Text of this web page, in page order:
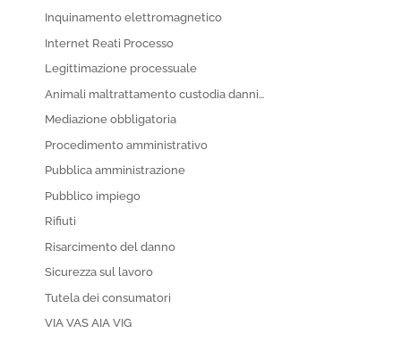
Inquinamento elettromagnetico
Internet Reati Processo
Legittimazione processuale
Animali maltrattamento custodia danni…
Mediazione obbligatoria
Procedimento amministrativo
Pubblica amministrazione
Pubblico impiego
Rifiuti
Risarcimento del danno
Sicurezza sul lavoro
Tutela dei consumatori
VIA VAS AIA VIG